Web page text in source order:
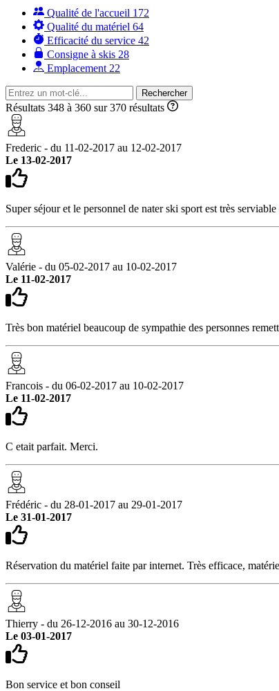
Qualité de l'accueil 172
Qualité du matériel 64
Efficacité du service 42
Consigne à skis 28
Emplacement 22
Rechercher
Résultats 348 à 360 sur 370 résultats
Frederic - du 11-02-2017 au 12-02-2017
Le 13-02-2017
Super séjour et le personnel de nater ski sport est très
Valérie - du 05-02-2017 au 10-02-2017
Le 11-02-2017
Très bon matériel beaucoup de sympathie des personnes
Francois - du 06-02-2017 au 10-02-2017
Le 11-02-2017
C etait parfait. Merci.
Frédéric - du 28-01-2017 au 29-01-2017
Le 31-01-2017
Réservation du matériel faite par internet. Très efficace,
Thierry - du 26-12-2016 au 30-12-2016
Le 03-01-2017
Bon service et bon conseil